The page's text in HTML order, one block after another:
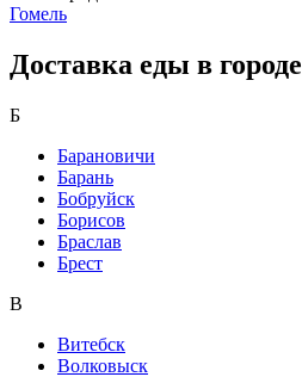
Гомель
Доставка еды в городе
Б
Барановичи
Барань
Бобруйск
Борисов
Браслав
Брест
В
Витебск
Волковыск